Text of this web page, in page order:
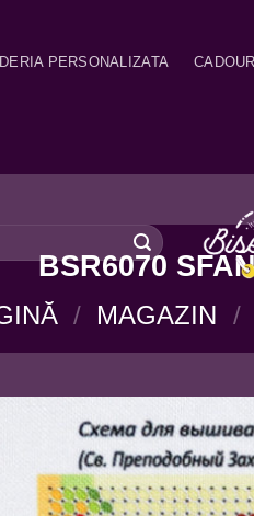
PERSONALIZATA
BSR6070
/ MAGAZIN /